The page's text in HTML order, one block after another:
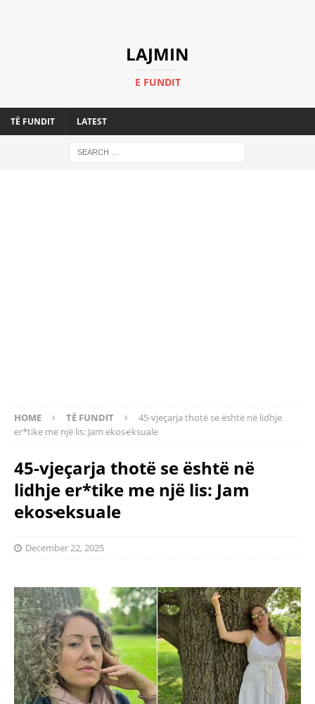
LAJMIN
E FUNDIT
TË FUNDIT LATEST
HOME TË FUNDIT
45-vjeçarja thotë se është në lidhje
er*tike me një lis: Jam ekosҽksuale
45-vjeçarja thotë se është në
lidhje er*tike me një lis: Jam
ekosҽksuale
December 22, 2025